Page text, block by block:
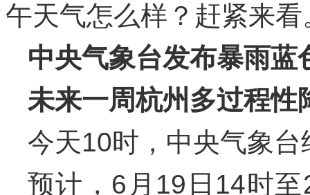
午天气怎么样？赶紧来看
中央气象台发布暴雨蓝
未来一周杭州多过程性
今天10时，中央气象
预计，6月19日14时